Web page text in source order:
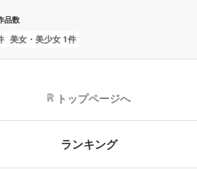
品数
美女・美少女 1件
トップページへ
ランキング